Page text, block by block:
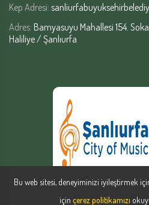
Kep Adresi:
Adres: Bamyasuyu Mahallesi 154.
Haliliye / Şanlıurfa
Bu web sitesi, deneyiminizi iyileştirmek
için çerez politikamızı